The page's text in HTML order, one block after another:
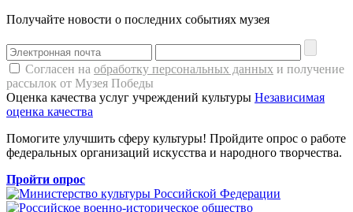
Получайте новости о последних событиях музея
Согласен на обработку персональных данных и получение
рассылок от Музея Победы
Оценка качества услуг учреждений культуры Независимая
оценка качества
Помогите улучшить сферу культуры! Пройдите опрос о работе
федеральных организаций искусства и народного творчества.
Пройти опрос